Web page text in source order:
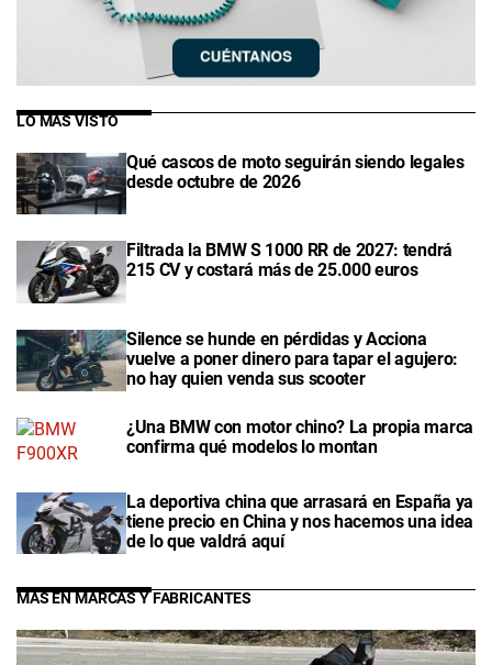
LO MÁS VISTO
Qué cascos de moto seguirán siendo legales
desde octubre de 2026
Filtrada la BMW S 1000 RR de 2027: tendrá
215 CV y costará más de 25.000 euros
Silence se hunde en pérdidas y Acciona
vuelve a poner dinero para tapar el agujero:
no hay quien venda sus scooter
¿Una BMW con motor chino? La propia marca
confirma qué modelos lo montan
La deportiva china que arrasará en España ya
tiene precio en China y nos hacemos una idea
de lo que valdrá aquí
MÁS EN MARCAS Y FABRICANTES